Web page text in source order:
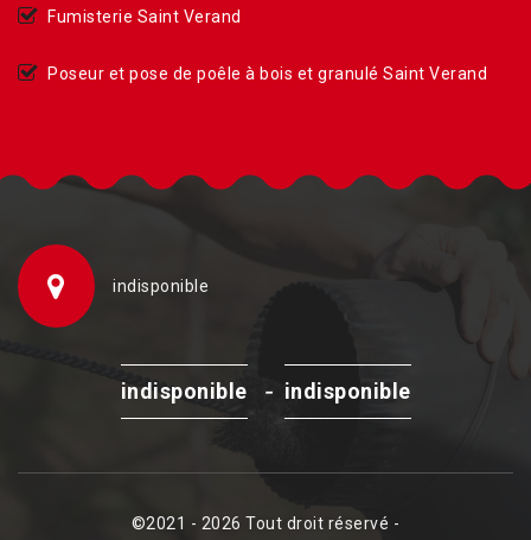
Fumisterie Saint Verand
Poseur et pose de poêle à bois et granulé Saint Verand
indisponible
indisponible - indisponible
©2021 - 2026 Tout droit réservé -